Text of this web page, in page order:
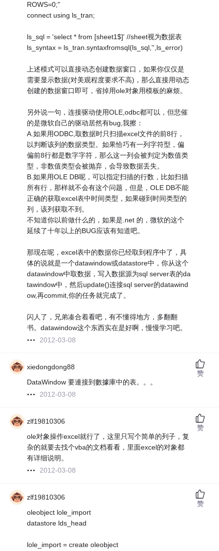
ROWS=0;"
connect using ls_tran;
ls_sql = 'select * from [sheet1$]' //sheet视为数据表
ls_syntax = ls_tran.syntaxfromsql(ls_sql,'',ls_error)
上述模式可以直接动态创建数据窗口，如果你仅仅是
需要显示数据(对美观程度要求不高)，那么直接用动态
创建的数据窗口即可，省掉用ole对象用模板的麻烦。
另外说一句，连接驱动使用OLE,odbc都可以，但悲催
的是微软自己的驱动居然有bug,我擦：
A.如果用ODBC,取数据时只扫描excel文件的前8行，
以判断该列的数据类型。如果恰巧有一列字符型，偏
偏前8行都是数字字符，那么这一列会被判定为数值类
型，非数值类型会被抛弃，会导致数据丢失。
B.如果用OLE DB呢，可以指定扫描的行数，比如扫描
所有行，那样就不会有这个问题，但是，OLE DB不能
正确的获取excel表中时间类型，如果碰到时间类型的
列，该列获取不到。
不知道你以前做什么的，如果是.net 的，微软的这个
延续了十年以上的BUG应该有知道吧。
那现在呢，excel表中的数据你已经取到程序中了，具
体的说就是一个datawindow或datastore中，你从这个
datawindow中取数据，写入数据源为sql server表的da
tawindow中，然后update()连接sql server的datawind
ow,再commit,你的任务就完成了。
闪人了，兄弟凑合着看吧，有不懂得地方，多翻翻
书。datawindow这个东西实在是好啊，慢慢学习吧。
2012-03-08
xiedongdong88
DataWindow 要連接到數據庫中的表。。。
2012-03-08
赞
zlf19810306
ole对象操作excel就行了，这里只写个简单的列子，复
杂的就要去找个vba的文档看看，里面excel的对象都
有详细说明。
2012-03-08
赞
zlf19810306
oleobject lole_import
datastore lds_head
lole_import = create oleobject
赞